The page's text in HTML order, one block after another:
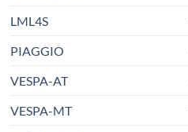
LML4S
PIAGGIO
VESPA-AT
VESPA-MT